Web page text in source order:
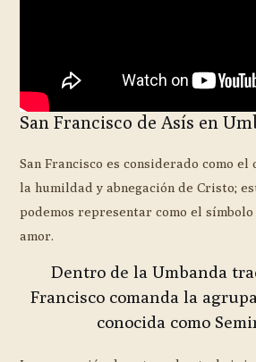
San Francisco de Asís en
San Francisco es considerado como el
la humildad y abnegación de Cristo;
podemos representar como el
amor.
Dentro de la Umbanda
Francisco comanda la
conocida como